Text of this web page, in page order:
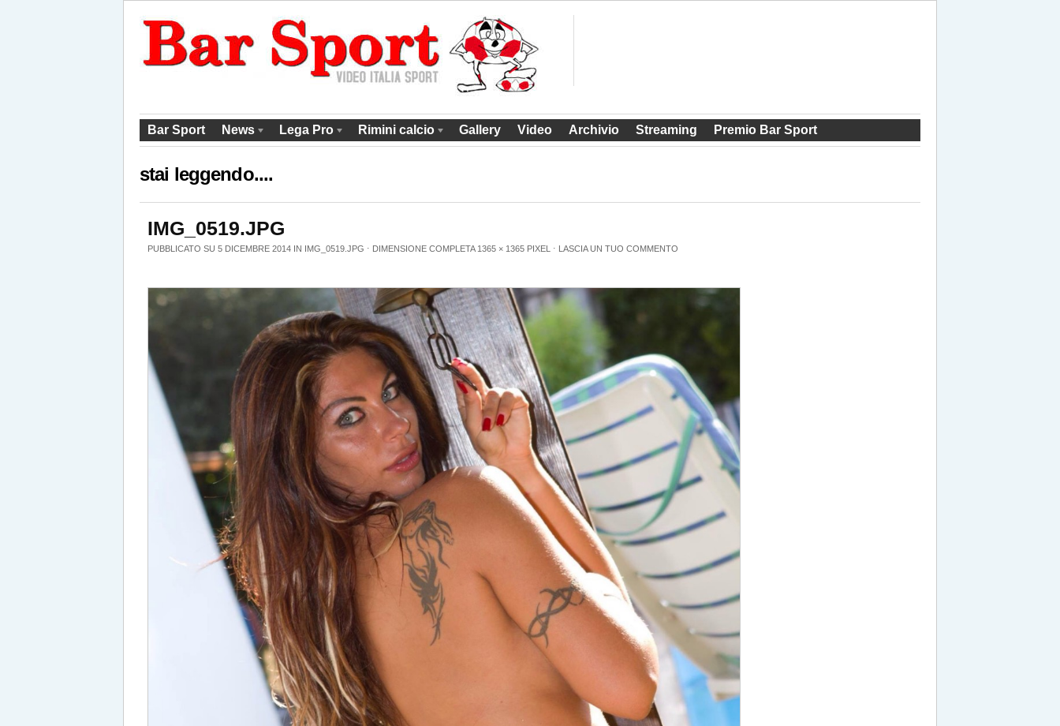
Bar Sport News Lega Pro Rimini calcio Gallery Video Archivio Streaming Premio Bar Sport
stai leggendo....
IMG_0519.JPG
PUBBLICATO SU 5 DICEMBRE 2014 IN IMG_0519.JPG ⋅ DIMENSIONE COMPLETA 1365 × 1365 PIXEL ⋅ LASCIA UN TUO COMMENTO